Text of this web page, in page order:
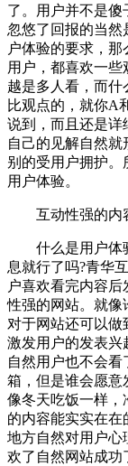
了。用户并不是
忽悠了回报的当然
户体验的要求，
用户，都喜欢一
越是多人看，而什
比观点的，就你A
说到，而且还是详
自己的见解自然
别的受用户拥护。
用户体验。
互动性强的内
什么是用户体验
息就行了吗?青华
户喜欢看完内容
性强的网站。就像
对于网站还可以
激发用户的发表兴
自然用户也不会
箱，但是谁会愿意
像冬天吃饭一样，
的内容能实实在在
地方自然对用户心
欢了自然网站成功